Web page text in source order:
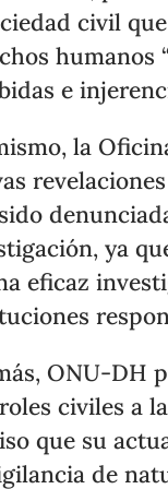
civil
humanos
e
la
ya
eficaz
ONU-DH
civiles a
que su
de